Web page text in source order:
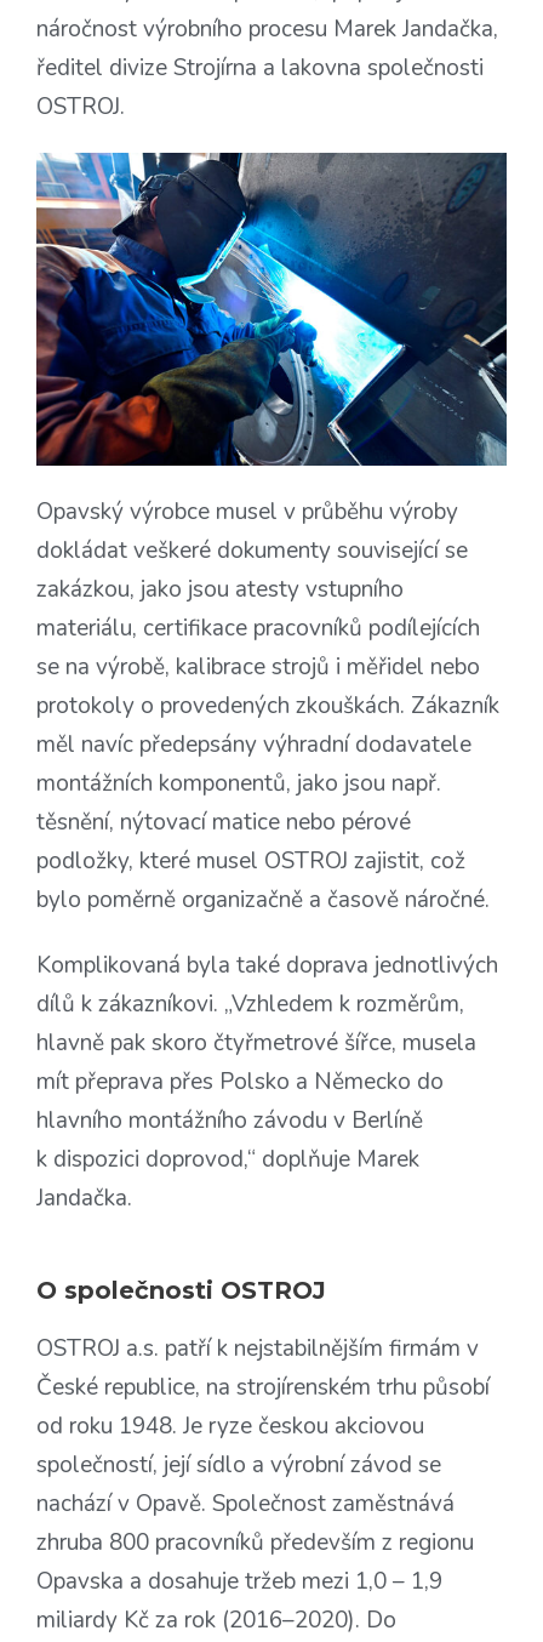
náročnost výrobního procesu Marek Jandačka,
ředitel divize Strojírna a lakovna společnosti
OSTROJ.
Opavský výrobce musel v průběhu výroby
dokládat veškeré dokumenty související se
zakázkou, jako jsou atesty vstupního
materiálu, certifikace pracovníků podílejících
se na výrobě, kalibrace strojů i měřidel nebo
protokoly o provedených zkouškách. Zákazník
měl navíc předepsány výhradní dodavatele
montážních komponentů, jako jsou např.
těsnění, nýtovací matice nebo pérové
podložky, které musel OSTROJ zajistit, což
bylo poměrně organizačně a časově náročné.
Komplikovaná byla také doprava jednotlivých
dílů k zákazníkovi. „Vzhledem k rozměrům,
hlavně pak skoro čtyřmetrové šířce, musela
mít přeprava přes Polsko a Německo do
hlavního montážního závodu v Berlíně
k dispozici doprovod,“ doplňuje Marek
Jandačka.
O společnosti OSTROJ
OSTROJ a.s. patří k nejstabilnějším firmám v
České republice, na strojírenském trhu působí
od roku 1948. Je ryze českou akciovou
společností, její sídlo a výrobní závod se
nachází v Opavě. Společnost zaměstnává
zhruba 800 pracovníků především z regionu
Opavska a dosahuje tržeb mezi 1,0 – 1,9
miliardy Kč za rok (2016–2020). Do